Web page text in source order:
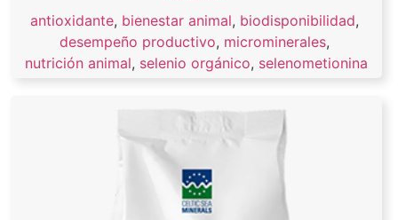
antioxidante, bienestar animal, biodisponibilidad,
desempeño productivo, microminerales,
nutrición animal, selenio orgánico, selenometionina